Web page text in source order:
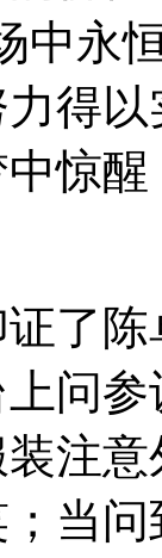
中永
得
惊醒
证了
问
注
当